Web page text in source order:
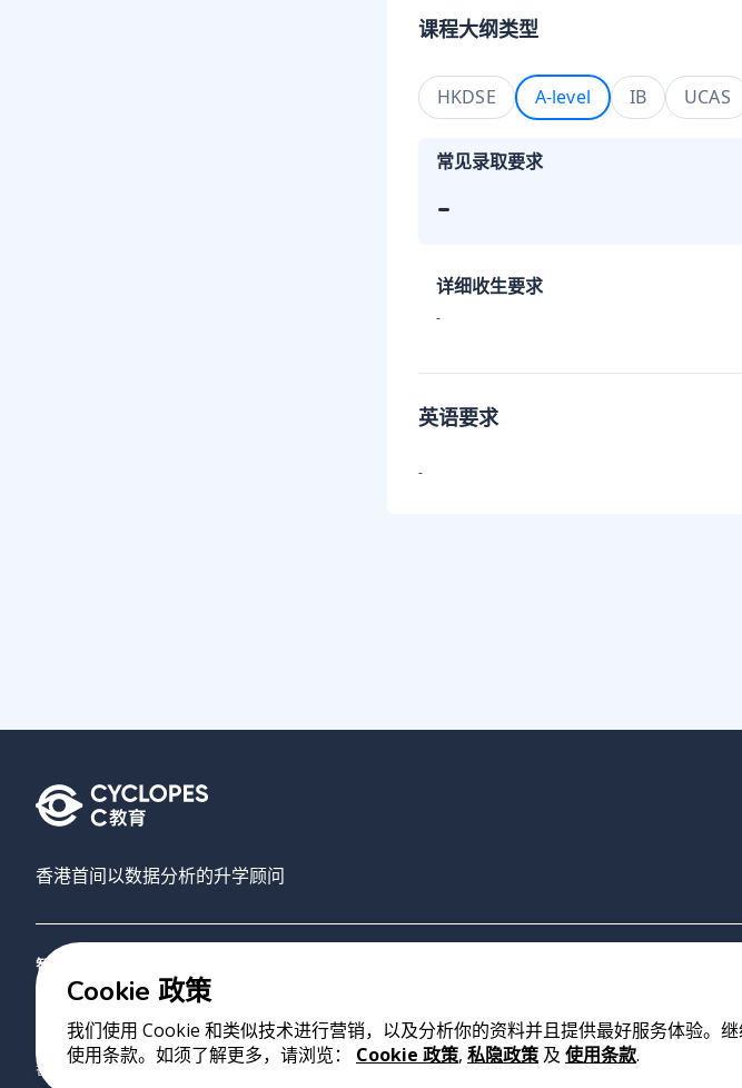
课程大纲类型
HKDSE A-level IB UCAS
常见录取要求
-
详细收生要求
-
英语要求
-
香港首间以数据分析的升学顾问
智禾教育
版权 2023 Cyclopes® • v0.31.0
香港铜锣湾勿地臣街1号时代广场2座28楼07室
Cookie 政策
我们使用 Cookie 和类似技术进行营销，以及分析你的资料并且提供最好服务体验。
使用条款。如须了解更多，请浏览：
Cookie 政策, 私隐政策 及 使用条款.